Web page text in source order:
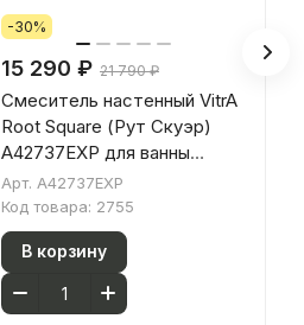
-30%
15 290 ₽ 21 790 ₽
Смеситель настенный VitrA
Root Square (Рут Скуэр)
A42737EXP для ванны
однорычажный хром латунь
Арт. A42737EXP
Код товара: 2755
В корзину